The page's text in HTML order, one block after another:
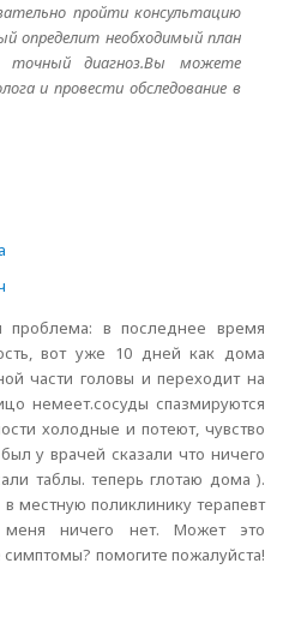
пройти консультацию
определит необходимый план
точный диагноз.Вы можете
и провести обследование в
в последнее время
вот уже 10 дней как дома
части головы и переходит на
немеет.сосуды спазмируются
холодные и потеют, чувство
у врачей сказали что ничего
таблы. теперь глотаю дома ).
местную поликлинику терапевт
ничего нет. Может это
помогите пожалуйста!